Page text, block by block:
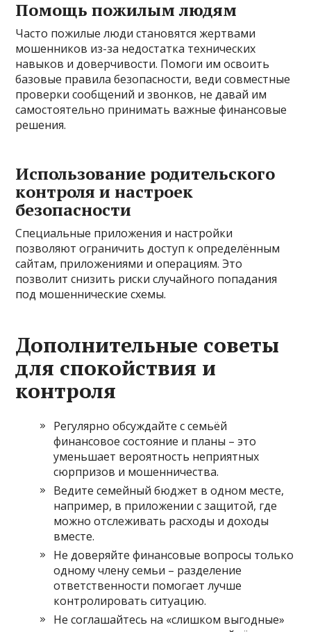
Помощь пожилым людям
Часто пожилые люди становятся жертвами
мошенников из-за недостатка технических
навыков и доверчивости. Помоги им освоить
базовые правила безопасности, веди совместные
проверки сообщений и звонков, не давай им
самостоятельно принимать важные финансовые
решения.
Использование родительского
контроля и настроек
безопасности
Специальные приложения и настройки
позволяют ограничить доступ к определённым
сайтам, приложениями и операциям. Это
позволит снизить риски случайного попадания
под мошеннические схемы.
Дополнительные советы
для спокойствия и
контроля
Регулярно обсуждайте с семьёй
финансовое состояние и планы – это
уменьшает вероятность неприятных
сюрпризов и мошенничества.
Ведите семейный бюджет в одном месте,
например, в приложении с защитой, где
можно отслеживать расходы и доходы
вместе.
Не доверяйте финансовые вопросы только
одному члену семьи – разделение
ответственности помогает лучше
контролировать ситуацию.
Не соглашайтесь на «слишком выгодные»